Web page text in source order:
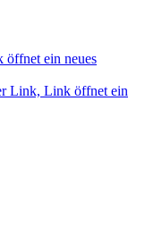
ein neues
Link, Link öffnet ein